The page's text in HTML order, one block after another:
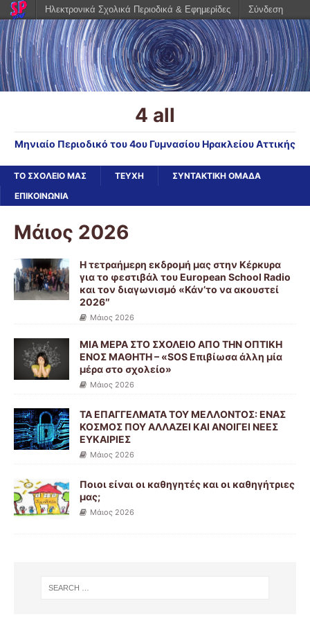
4 all
Μηνιαίο Περιοδικό του 4ου Γυμνασίου Ηρακλείου Αττικής
ΤΟ ΣΧΟΛΕΙΟ ΜΑΣ ΤΕΥΧΗ
ΣΥΝΤΑΚΤΙΚΗ ΟΜΑΔΑ
ΕΠΙΚΟΙΝΩΝΙΑ
Μάιος 2026
Η τετραήμερη εκδρομή μας στην Κέρκυρα
για το φεστιβάλ του European School Radio
και τον διαγωνισμό «Κάν’το να ακουστεί
2026″
Μάιος 2026
ΜΙΑ ΜΕΡΑ ΣΤΟ ΣΧΟΛΕΙΟ ΑΠΟ ΤΗΝ ΟΠΤΙΚΗ
ΕΝΟΣ ΜΑΘΗΤΗ – «SOS Επιβίωσα άλλη μία
μέρα στο σχολείο»
Μάιος 2026
ΤΑ ΕΠΑΓΓΕΛΜΑΤΑ ΤΟΥ ΜΕΛΛΟΝΤΟΣ: ΕΝΑΣ
ΚΟΣΜΟΣ ΠΟΥ ΑΛΛΑΖΕΙ ΚΑΙ ΑΝΟΙΓΕΙ ΝΕΕΣ
ΕΥΚΑΙΡΙΕΣ
Μάιος 2026
Ποιοι είναι οι καθηγητές και οι καθηγήτριες
μας;
Μάιος 2026
Ηλεκτρονικά Σχολικά Περιοδικά & Εφημερίδες Σύνδεση